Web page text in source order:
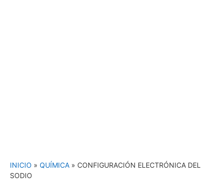
INICIO » QUÍMICA » CONFIGURACIÓN ELECTRÓNICA DEL
SODIO